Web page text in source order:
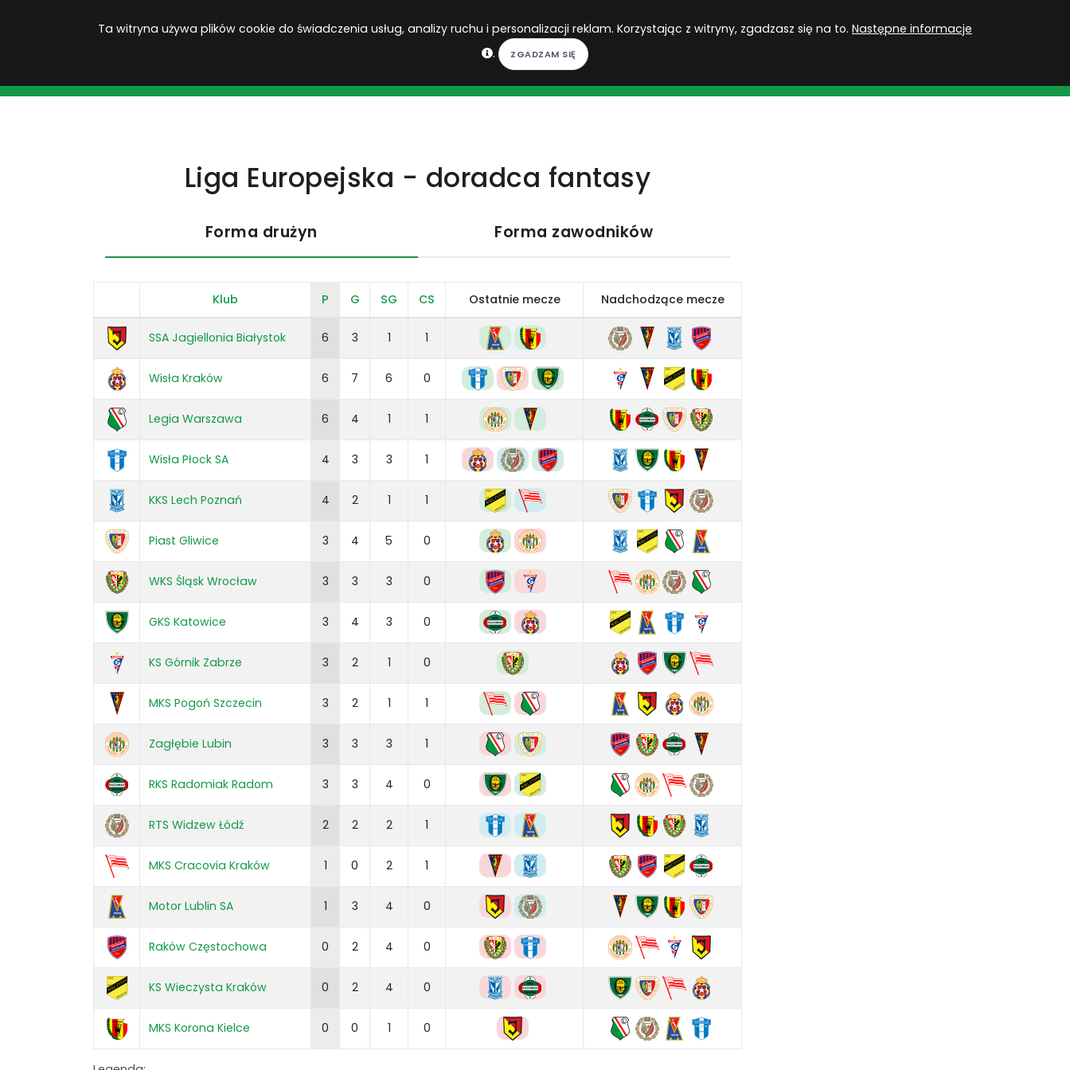
Ta witryna używa plików cookie do świadczenia usług, analizy ruchu i personalizacji reklam. Korzystając z witryny, zgadzasz się na to. Następne informacje
.
Liga Europejska - doradca fantasy
Forma drużyn Forma zawodników
Klub P G SG CS Ostatnie mecze Nadchodzące mecze
SSA Jagiellonia Białystok 6 3 1 1
Wisła Kraków 6 7 6 0
Legia Warszawa 6 4 1 1
Wisła Płock SA 4 3 3 1
KKS Lech Poznań 4 2 1 1
Piast Gliwice 3 4 5 0
WKS Śląsk Wrocław 3 3 3 0
GKS Katowice 3 4 3 0
KS Górnik Zabrze 3 2 1 0
MKS Pogoń Szczecin 3 2 1 1
Zagłębie Lubin 3 3 3 1
RKS Radomiak Radom 3 3 4 0
RTS Widzew Łódź 2 2 2 1
MKS Cracovia Kraków 1 0 2 1
Motor Lublin SA 1 3 4 0
Raków Częstochowa 0 2 4 0
KS Wieczysta Kraków 0 2 4 0
MKS Korona Kielce 0 0 1 0